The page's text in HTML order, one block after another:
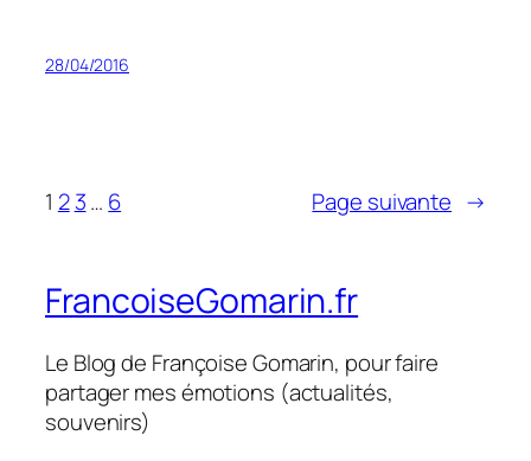
28/04/2016
1 2 3… 6 Page suivante →
FrancoiseGomarin.fr
Le Blog de Françoise Gomarin, pour faire
partager mes émotions (actualités,
souvenirs)